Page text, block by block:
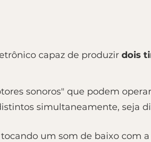
capaz de produzir dois
sonoros" que podem
simultaneamente, seja
um som de baixo com